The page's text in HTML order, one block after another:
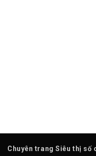
Chuyên trang Siêu thị số